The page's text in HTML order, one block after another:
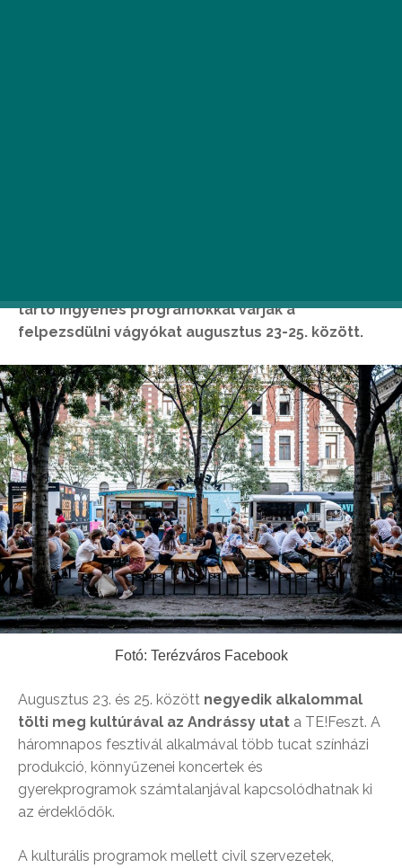
tartó ingyenes programokkal várják a
felpezsdülni vágyókat augusztus 23-25. között.
Fotó: Terézváros Facebook
Augusztus 23. és 25. között negyedik alkalommal
tölti meg kultúrával az Andrássy utat a TE!Feszt. A
háromnapos fesztivál alkalmával több tucat színházi
produkció, könnyűzenei koncertek és
gyerekprogramok számtalanjával kapcsolódhatnak ki
az érdeklődők.
A kulturális programok mellett civil szervezetek,